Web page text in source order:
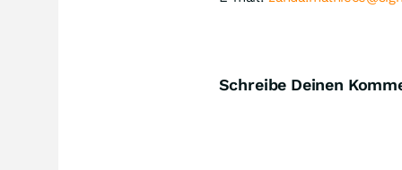
Schreibe Deinen